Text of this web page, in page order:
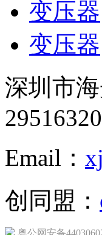
变压器
变压器
深圳市
Email：
创同盟：
粤公网安备